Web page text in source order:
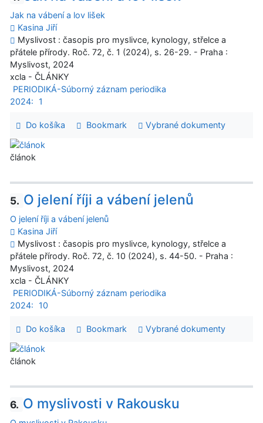
Jak na vábení a lov lišek
Kasina Jiří
Myslivost : časopis pro myslivce, kynology, střelce a
přátele přírody. Roč. 72, č. 1 (2024), s. 26-29. - Praha :
Myslivost, 2024
xcla - ČLÁNKY
PERIODIKÁ-Súborný záznam periodika
2024:
1
Do košíka Bookmark Vybrané dokumenty
článok
5. O jelení říji a vábení jelenů
O jelení říji a vábení jelenů
Kasina Jiří
Myslivost : časopis pro myslivce, kynology, střelce a
přátele přírody. Roč. 72, č. 10 (2024), s. 44-50. - Praha :
Myslivost, 2024
xcla - ČLÁNKY
PERIODIKÁ-Súborný záznam periodika
2024:
10
Do košíka Bookmark Vybrané dokumenty
článok
6. O myslivosti v Rakousku